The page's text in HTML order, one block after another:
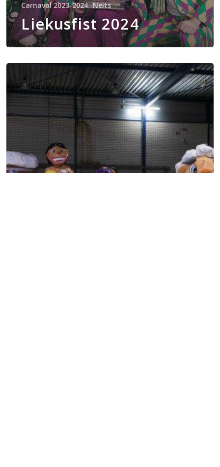
Carnaval 2023-2024 Neits
Liekusfist 2024
Bouwlocatie’s
gezocht